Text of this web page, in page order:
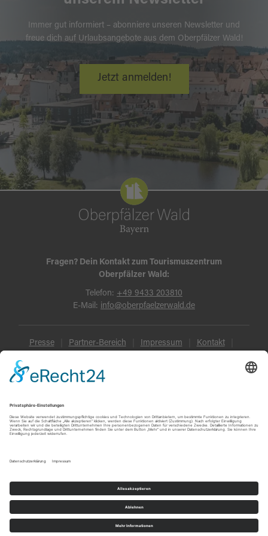
Immer gut informiert – abonniere unseren Newsletter und
freue dich auf Urlaubsangebote aus dem Oberpfälzer Wald!
Jetzt anmelden!
Fragen? Dein Kontakt zum Tourismuszentrum
Oberpfälzer Wald:
Telefon: +49 9433 203810
E-Mail: info@oberpfaelzerwald.de
Presse Partner-Bereich Impressum Kontakt
Datenschutz
© Oberpfälzer Wald 2026